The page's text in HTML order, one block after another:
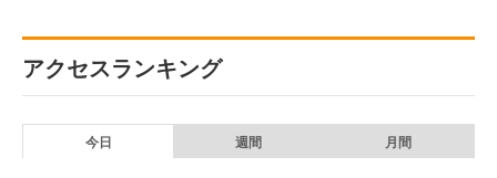
アクセスランキング
今日 週間 月間